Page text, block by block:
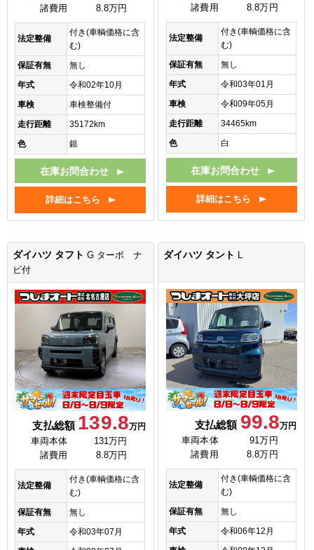
諸費用
8.8万円
法定整備
付き(車輌価格に含
む)
保証有無
無し
年式
令和02年10月
車検
車検整備付
走行距離
35172km
色
銀
在庫お問合わせ
詳細はこちら
諸費用
8.8万円
法定整備
付き(車輌価格に含
む)
保証有無
無し
年式
令和03年01月
車検
令和09年05月
走行距離
34465km
色
白
在庫お問合わせ
詳細はこちら
ダイハツ タフト G ターボ ナ
ビ付
支払総額 139.8万円
車両本体
131万円
諸費用
8.8万円
法定整備
付き(車輌価格に含
む)
保証有無
無し
年式
令和03年07月
ダイハツ タント L
支払総額 99.8万円
車両本体
91万円
諸費用
8.8万円
法定整備
付き(車輌価格に含
む)
保証有無
無し
年式
令和06年12月